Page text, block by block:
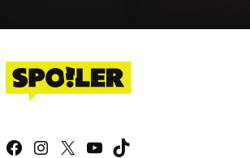
Facebook
Instagram
X YouTube